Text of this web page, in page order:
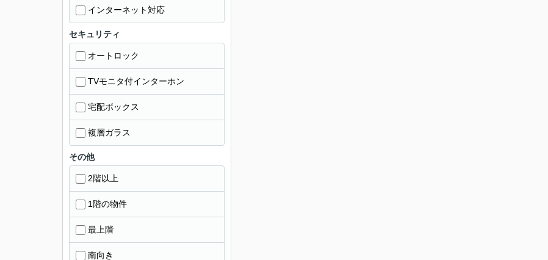
インターネット対応
セキュリティ
オートロック
TVモニタ付インターホン
宅配ボックス
複層ガラス
その他
2階以上
1階の物件
最上階
南向き